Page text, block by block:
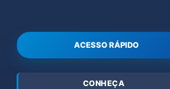
ACESSO RÁPIDO
CONHEÇA